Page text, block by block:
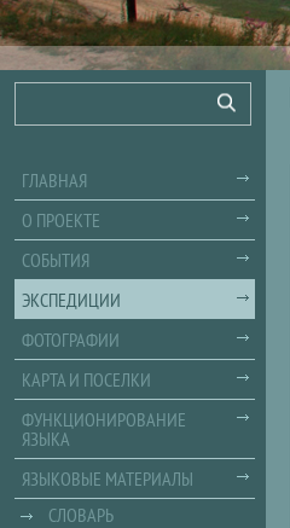
Поиск
ГЛАВНАЯ
О ПРОЕКТЕ
СОБЫТИЯ
ЭКСПЕДИЦИИ
ФОТОГРАФИИ
КАРТА И ПОСЕЛКИ
ФУНКЦИОНИРОВАНИЕ
ЯЗЫКА
ЯЗЫКОВЫЕ МАТЕРИАЛЫ
СЛОВАРЬ